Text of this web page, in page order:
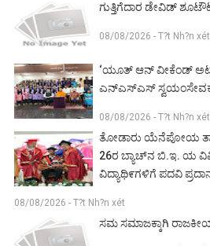
ಗುತ್ತಿಗೆದಾರ ಡೇವಿಡ್
08/08/2026 - T?t Nh?n xét
‘ಯೂತ್ ಆನ್ ವೀಕೆಂಡ್ ಅಟ್
ಎನ್‌ಎಸ್‌ಎಸ್
08/08/2026 - T?t Nh?n xét
ತೋಡಾರು ಯೆನೆಪೋಯ
26ರ ಬ್ಯಾಚ್‌ನ ಬಿ.ಇ. ಯ
ವಿದ್ಯಾಥಿ೯ಗಳಿಗೆ ಪದವಿ
08/08/2026 - T?t Nh?n xét
ಸಮ ಸಮಾಜಕ್ಕಾಗಿ ರಾಜಕೀಯ